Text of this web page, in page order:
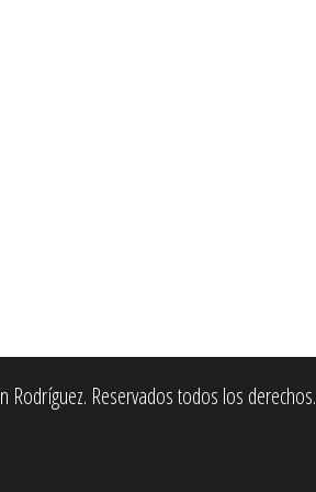
Rodríguez. Reservados todos los derechos.